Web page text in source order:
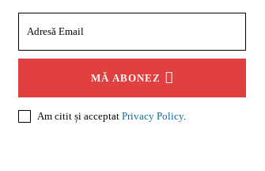
MĂ ABONEZ
Am citit și acceptat Privacy Policy.